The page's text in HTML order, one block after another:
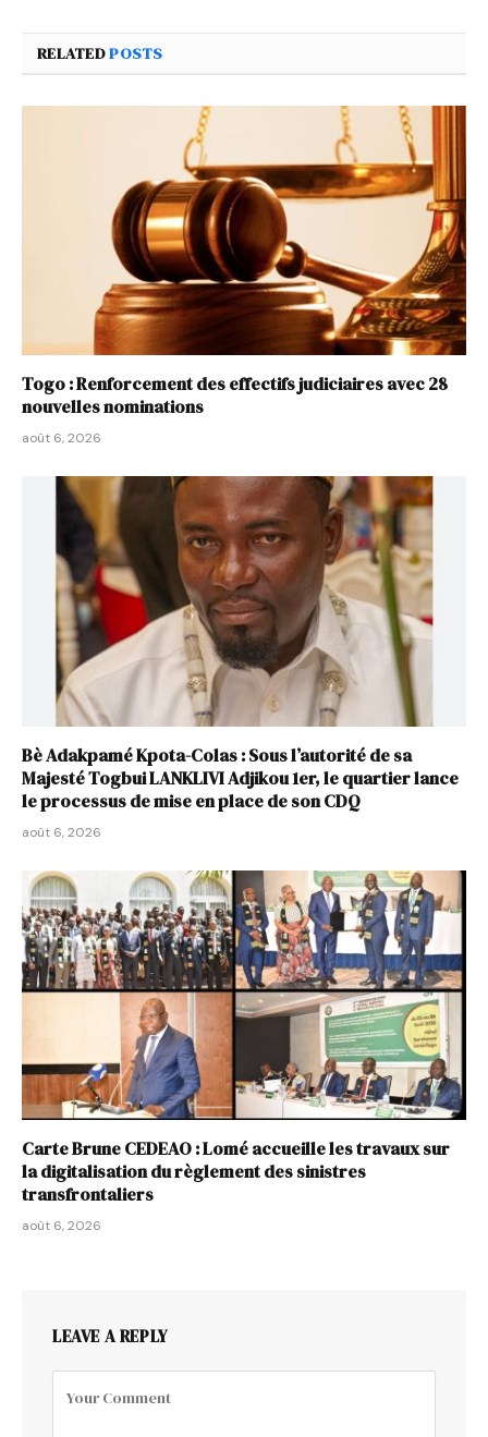
RELATEDPOSTS
Togo : Renforcement des effectifs judiciaires avec 28
nouvelles nominations
août 6, 2026
Bè Adakpamé Kpota-Colas : Sous l’autorité de sa
Majesté Togbui LANKLIVI Adjikou 1er, le quartier lance
le processus de mise en place de son CDQ
août 6, 2026
Carte Brune CEDEAO : Lomé accueille les travaux sur
la digitalisation du règlement des sinistres
transfrontaliers
août 6, 2026
LEAVE A REPLY